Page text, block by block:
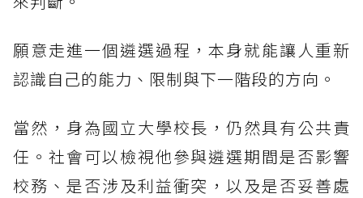
願意走進一個遴選過程，本身就能讓人重新
認識自己的能力、限制與下一階段的方向。
當然，身為國立大學校長，仍然具有公共責
任。社會可以檢視他參與遴選期間是否影響
校務、是否涉及利益衝突，以及是否妥善處